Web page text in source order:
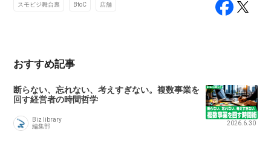
スモビジ舞台裏 BtoC 店舗
おすすめ記事
断らない、忘れない、考えすぎない。複数事業を
回す経営者の時間哲学
Biz library
編集部
2026.6.30